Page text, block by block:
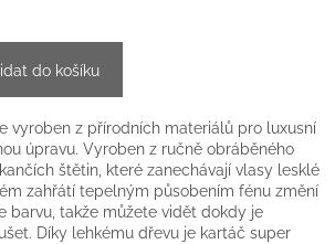
do košíku
vyroben z přírodních materiálů pro luxusní
úpravu. Vyroben z ručně obráběného
štětin, které zanechávají vlasy lesklé
zahřátí tepelným působením fénu změní
barvu, takže můžete vidět dokdy je
Díky lehkému dřevu je kartáč super